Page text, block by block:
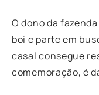
O dono da
boi e parte em
casal consegue
comemoração, é